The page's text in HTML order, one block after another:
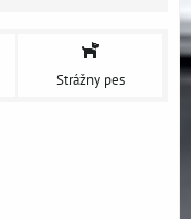
Strážny pes